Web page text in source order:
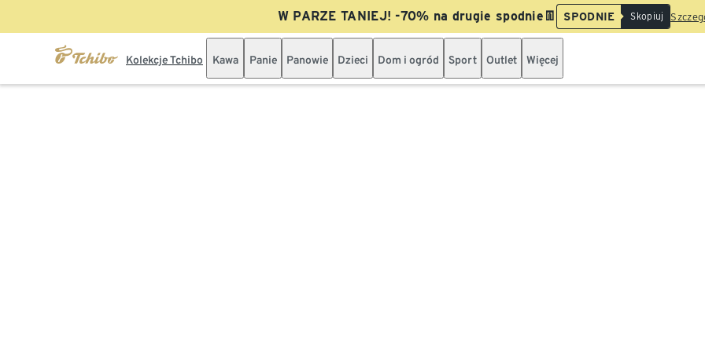
W PARZE TANIEJ! -70% na drugie spodnie👖 SPODNIE Skopiuj
Kolekcje Tchibo Kawa Panie Panowie Dzieci Dom i ogród Sport Outlet Więcej